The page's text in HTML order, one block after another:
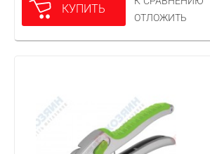
КУПИТЬ
ОТЛОЖИТЬ